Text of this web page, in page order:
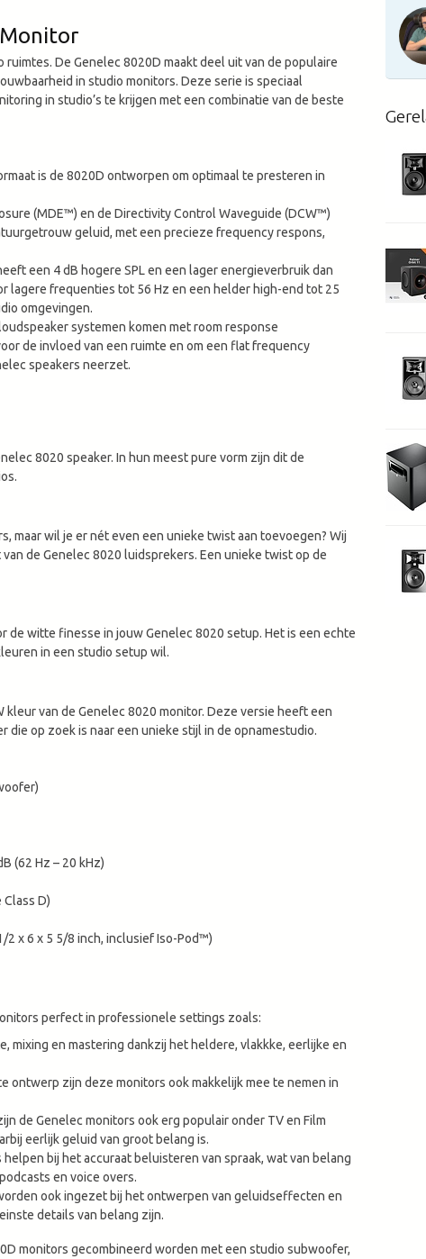
De Genelec 8020D maakt deel uit van de populaire
in studio monitors. Deze serie is speciaal
in studio’s te krijgen met een combinatie van de beste
is de 8020D ontworpen om optimaal te presteren in
(MDE™) en de Directivity Control Waveguide (DCW™)
geluid, met een precieze frequency respons,
een 4 dB hogere SPL en een lager energieverbruik dan
lagere frequenties tot 56 Hz en een helder high-end tot 25
omgevingen.
systemen komen met room response
de invloed van een ruimte en om een flat frequency
speakers neerzet.
8020 speaker. In hun meest pure vorm zijn dit de
maar wil je er nét even een unieke twist aan toevoegen? Wij
de Genelec 8020 luidsprekers. Een unieke twist op de
de witte finesse in jouw Genelec 8020 setup. Het is een echte
in een studio setup wil.
kleur van de Genelec 8020 monitor. Deze versie heeft een
op zoek is naar een unieke stijl in de opnamestudio.
(62 Hz – 20 kHz)
D)
2 x 6 x 5 5/8 inch, inclusief Iso-Pod™)
perfect in professionele settings zoals:
mixing en mastering dankzij het heldere, vlakkke, eerlijke en
ontwerp zijn deze monitors ook makkelijk mee te nemen in
de Genelec monitors ook erg populair onder TV en Film
eerlijk geluid van groot belang is.
bij het accuraat beluisteren van spraak, wat van belang
en voice overs.
ook ingezet bij het ontwerpen van geluidseffecten en
details van belang zijn.
monitors gecombineerd worden met een studio subwoofer,